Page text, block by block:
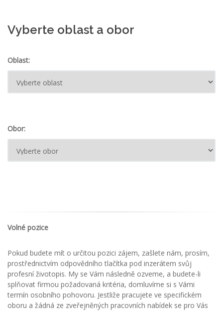
Vyberte oblast a obor
Oblast:
Obor:
Volné pozice
Pokud budete mít o určitou pozici zájem, zašlete nám, prosím,
prostřednictvím odpovědního tlačítka pod inzerátem svůj
profesní životopis. My se Vám následně ozveme, a budete-li
splňovat firmou požadovaná kritéria, domluvíme si s Vámi
termín osobního pohovoru. Jestliže pracujete ve specifickém
oboru a žádná ze zveřejněných pracovních nabídek se pro Vás